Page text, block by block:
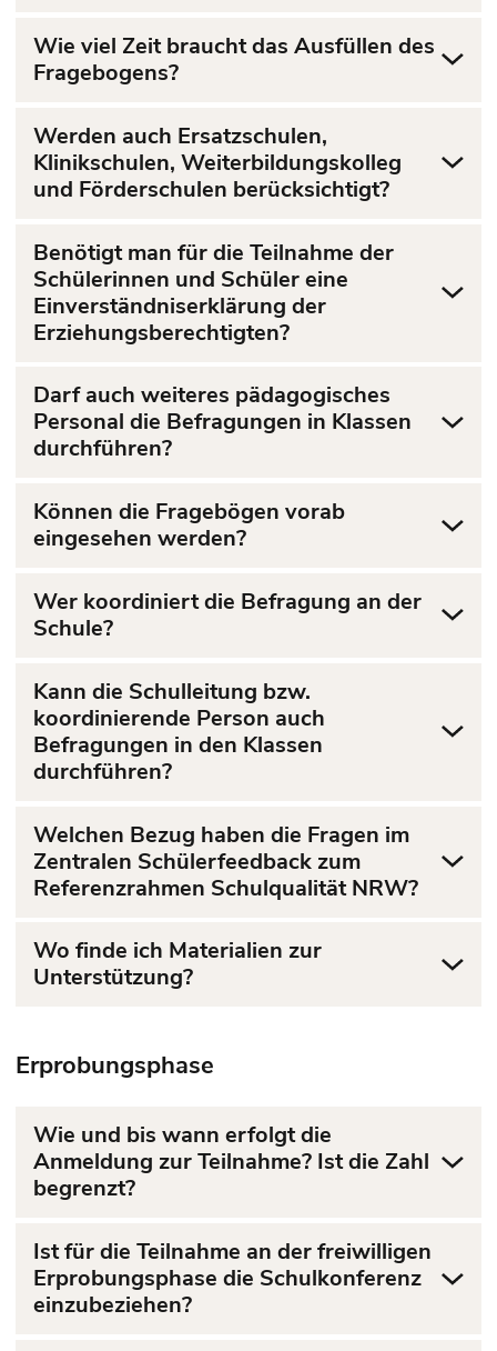
Wie viel Zeit braucht das Ausfüllen des
Fragebogens?
Werden auch Ersatzschulen,
Klinikschulen, Weiterbildungskolleg
und Förderschulen berücksichtigt?
Benötigt man für die Teilnahme der
Schülerinnen und Schüler eine
Einverständniserklärung der
Erziehungsberechtigten?
Darf auch weiteres pädagogisches
Personal die Befragungen in Klassen
durchführen?
Können die Fragebögen vorab
eingesehen werden?
Wer koordiniert die Befragung an der
Schule?
Kann die Schulleitung bzw.
koordinierende Person auch
Befragungen in den Klassen
durchführen?
Welchen Bezug haben die Fragen im
Zentralen Schülerfeedback zum
Referenzrahmen Schulqualität NRW?
Wo finde ich Materialien zur
Unterstützung?
Erprobungsphase
Wie und bis wann erfolgt die
Anmeldung zur Teilnahme? Ist die Zahl
begrenzt?
Ist für die Teilnahme an der freiwilligen
Erprobungsphase die Schulkonferenz
einzubeziehen?